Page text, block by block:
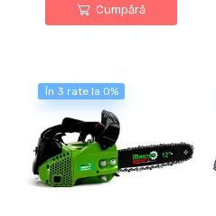
Cumpără
În 3 rate la 0%